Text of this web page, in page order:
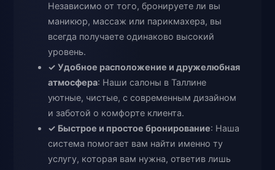
Независимо от того, бронируете ли вы
маникюр, массаж или парикмахера, вы
всегда получаете одинаково высокий
уровень.
✓ Удобное расположение и дружелюбная
атмосфера: Наши салоны в Таллине
уютные, чистые, с современным дизайном
и заботой о комфорте клиента.
✓ Быстрое и простое бронирование: Наша
система помогает вам найти именно ту
услугу, которая вам нужна, ответив лишь